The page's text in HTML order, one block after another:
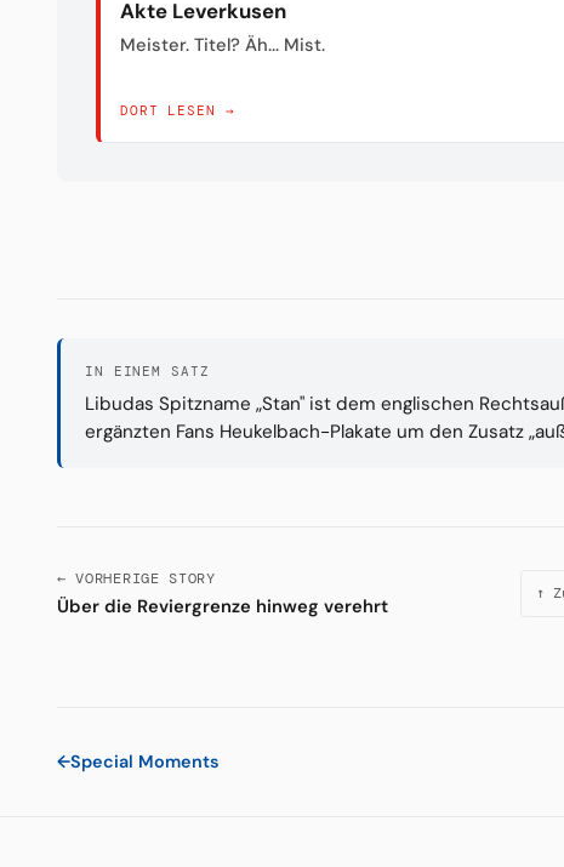
Akte Leverkusen
Meister. Titel? Äh... Mist.
DORT LESEN →
IN EINEM SATZ
Libudas Spitzname „Stan" ist dem englischen
ergänzten Fans Heukelbach-Plakate um den Zusatz
← VORHERIGE STORY
Über die Reviergrenze hinweg verehrt
↑
←Special Moments